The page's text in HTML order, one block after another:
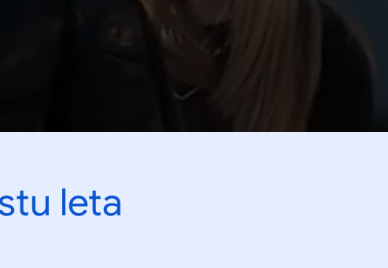
leta